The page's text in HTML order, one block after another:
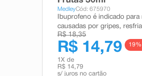
MedleyCód: 675970
Ibuprofeno é indicado
causadas por gripes,
R$ 18,35
R$ 14,79 19%
1 X de
R$ 14,79
s/ juros no cartão